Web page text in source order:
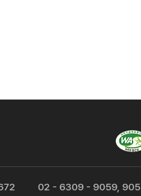
02 - 6309 - 9059,